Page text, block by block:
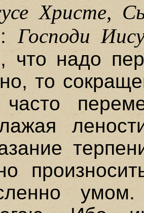
Христе,
Господи
что надо
то